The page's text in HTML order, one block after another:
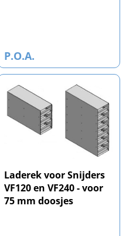
P.O.A.
Laderek voor Snijders
VF120 en VF240 - voor
75 mm doosjes